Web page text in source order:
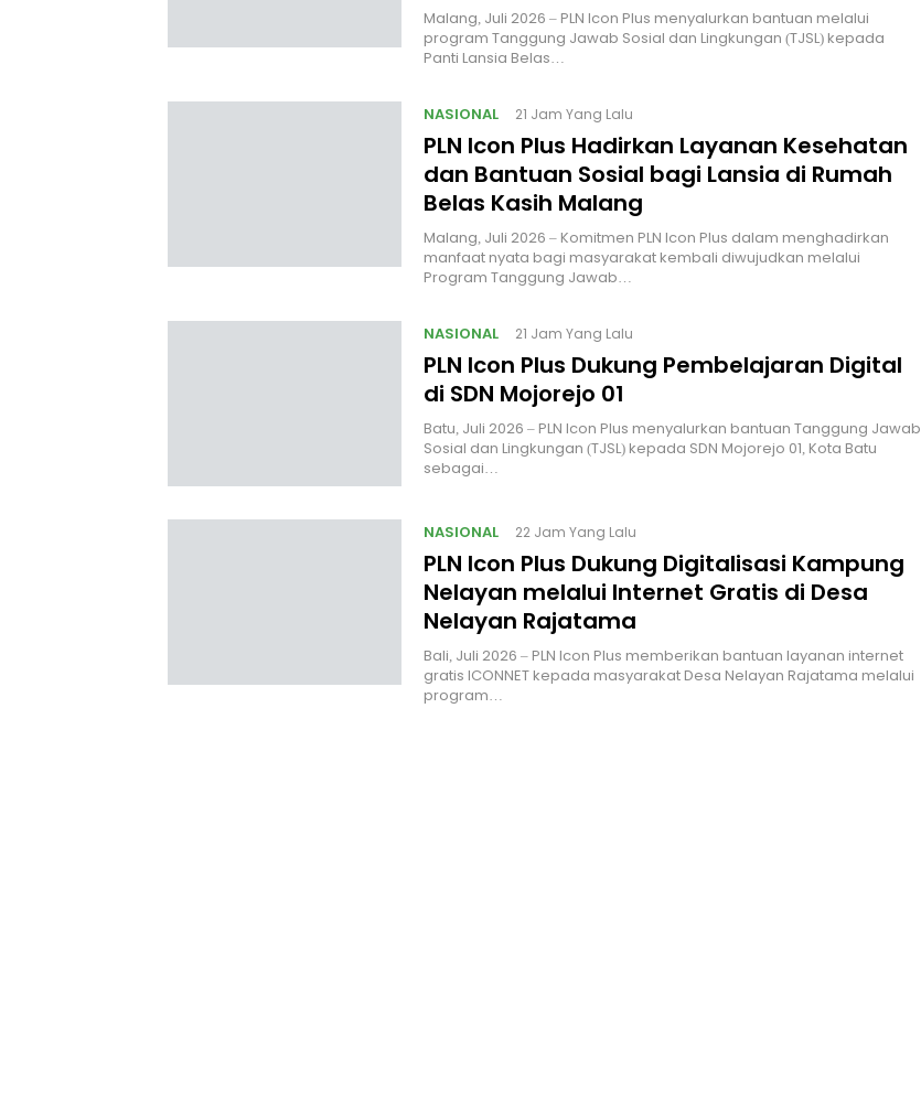
Malang, Juli 2026 – PLN Icon Plus menyalurkan bantuan melalui
program Tanggung Jawab Sosial dan Lingkungan (TJSL) kepada
Panti Lansia Belas…
NASIONAL 21 Jam Yang Lalu
PLN Icon Plus Hadirkan Layanan Kesehatan
dan Bantuan Sosial bagi Lansia di Rumah
Belas Kasih Malang
Malang, Juli 2026 – Komitmen PLN Icon Plus dalam menghadirkan
manfaat nyata bagi masyarakat kembali diwujudkan melalui
Program Tanggung Jawab…
NASIONAL 21 Jam Yang Lalu
PLN Icon Plus Dukung Pembelajaran Digital
di SDN Mojorejo 01
Batu, Juli 2026 – PLN Icon Plus menyalurkan bantuan Tanggung Jawab
Sosial dan Lingkungan (TJSL) kepada SDN Mojorejo 01, Kota Batu
sebagai…
NASIONAL 22 Jam Yang Lalu
PLN Icon Plus Dukung Digitalisasi Kampung
Nelayan melalui Internet Gratis di Desa
Nelayan Rajatama
Bali, Juli 2026 – PLN Icon Plus memberikan bantuan layanan internet
gratis ICONNET kepada masyarakat Desa Nelayan Rajatama melalui
program…